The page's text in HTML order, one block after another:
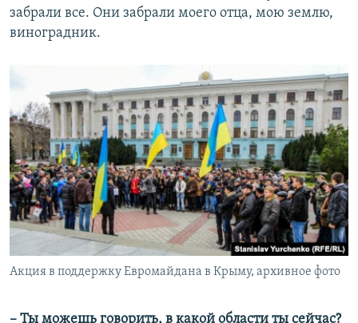
забрали все. Они забрали моего отца, мою землю,
виноградник.
Акция в поддержку Евромайдана в Крыму, архивное фото
– Ты можешь говорить, в какой области ты сейчас?